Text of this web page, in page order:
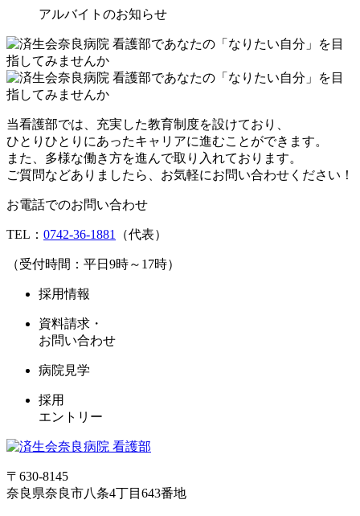
アルバイトのお知らせ
当看護部では、充実した教育制度を設けており、
ひとりひとりにあったキャリアに進むことができます。
また、多様な働き方を進んで取り入れております。
ご質問などありましたら、お気軽にお問い合わせください！
お電話でのお問い合わせ
TEL： 0742-36-1881 （代表）
（受付時間：平日9時～17時）
採用情報
資料請求・
お問い合わせ
病院見学
採用
エントリー
〒630-8145
奈良県奈良市八条4丁目643番地